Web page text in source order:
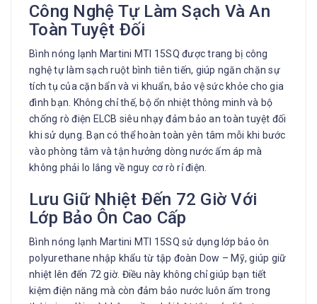
Công Nghệ Tự Làm Sạch Và An
Toàn Tuyệt Đối
Bình nóng lạnh Martini MTI 15SQ được trang bị công
nghệ tự làm sạch ruột bình tiên tiến, giúp ngăn chặn sự
tích tụ của cặn bẩn và vi khuẩn, bảo vệ sức khỏe cho gia
đình bạn. Không chỉ thế, bộ ổn nhiệt thông minh và bộ
chống rò điện ELCB siêu nhạy đảm bảo an toàn tuyệt đối
khi sử dụng. Bạn có thể hoàn toàn yên tâm mỗi khi bước
vào phòng tắm và tận hưởng dòng nước ấm áp mà
không phải lo lắng về nguy cơ rò rỉ điện.
Lưu Giữ Nhiệt Đến 72 Giờ Với
Lớp Bảo Ôn Cao Cấp
Bình nóng lạnh Martini MTI 15SQ sử dụng lớp bảo ôn
polyurethane nhập khẩu từ tập đoàn Dow – Mỹ, giúp giữ
nhiệt lên đến 72 giờ. Điều này không chỉ giúp bạn tiết
kiệm điện năng mà còn đảm bảo nước luôn ấm trong